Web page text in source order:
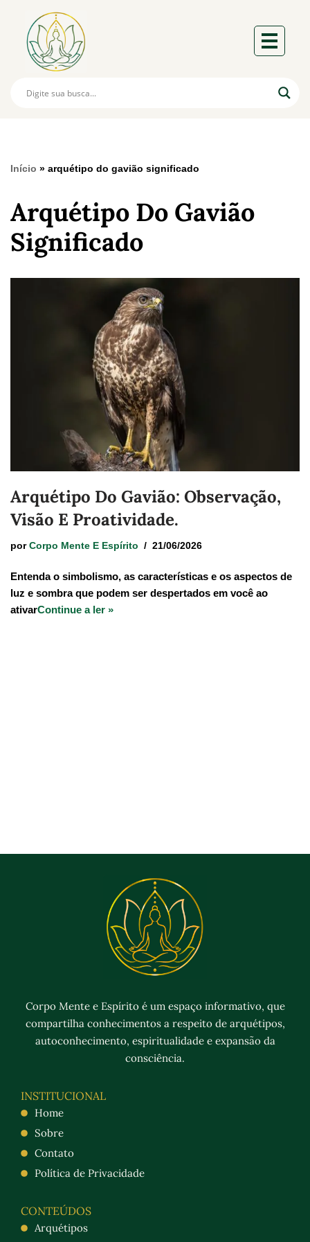
Início » arquétipo do gavião significado
Arquétipo Do Gavião
Significado
Arquétipo Do Gavião: Observação,
Visão E Proatividade.
por Corpo Mente E Espírito 21/06/2026
Entenda o simbolismo, as características e os aspectos de
luz e sombra que podem ser despertados em você ao
ativarContinue a ler »
Corpo Mente e Espírito é um espaço informativo, que
compartilha conhecimentos a respeito de arquétipos,
autoconhecimento, espiritualidade e expansão da
consciência.
INSTITUCIONAL
Home
Sobre
Contato
Política de Privacidade
CONTEÚDOS
Arquétipos